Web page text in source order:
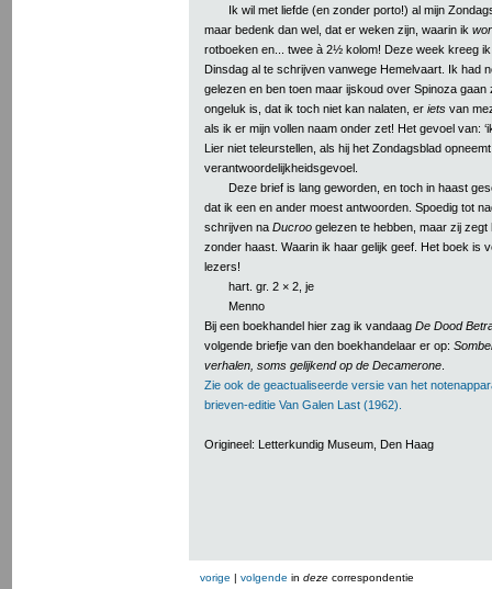
Ik wil met liefde (en zonder porto!) al mijn
maar bedenk dan wel, dat er weken zijn, waarin ik
rotboeken en... twee à 2½ kolom! Deze week kreeg
Dinsdag al te schrijven vanwege Hemelvaart. Ik had
gelezen en ben toen maar ijskoud over Spinoza gaan
ongeluk is, dat ik toch niet kan nalaten, er iets van
als ik er mijn vollen naam onder zet! Het gevoel van:
Lier niet teleurstellen, als hij het Zondagsblad
verantwoordelijkheidsgevoel.
Deze brief is lang geworden, en toch in haast
dat ik een en ander moest antwoorden. Spoedig tot
schrijven na Ducroo gelezen te hebben, maar zij zegt
zonder haast. Waarin ik haar gelijk geef. Het boek is
lezers!
hart. gr. 2 × 2, je
Menno
Bij een boekhandel hier zag ik vandaag De Dood
volgende briefje van den boekhandelaar er op:
verhalen, soms gelijkend op de Decamerone
Zie ook de geactualiseerde versie van het
brieven-editie Van Galen Last (1962).
Origineel: Letterkundig Museum, Den Haag
vorige | volgende in deze correspondentie